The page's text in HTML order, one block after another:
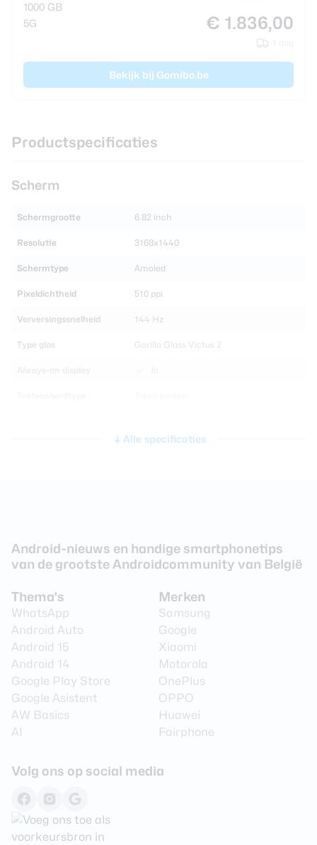
1000 GB
5G
€ 1.836,00
Bekijk bij Gomibo.be
Productspecificaties
Scherm
Schermgrootte 6.82 inch
Resolutie 3168x1440
Schermtype Amoled
Pixeldichtheid 510 ppi
Verversingssnelheid 144 Hz
Type glas Gorilla Glass Victus 2
Processor en geheugen
Interne opslag 512 GB
Uitbreidbaar geheugen
Camera achterkant
Camera 1 - Aantal
megapixel
200 MP
Camera 1 - Diafragma
Camera 1 -
Camera 2 - Aantal
Camera 2 - Diafragma
Camera 3 - Type lens
Alle specificaties
Android-nieuws en handige smartphonetips
van de grootste Androidcommunity van België
Thema's
WhatsApp
Android Auto
Android 15
Android 14
Google Play Store
Google Asistent
AW Basics
AI
Merken
Samsung
Google
Xiaomi
Motorola
OnePlus
OPPO
Huawei
Fairphone
Volg ons op social media